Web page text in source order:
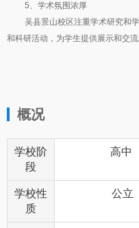
5、学术氛围浓厚
吴县景山校区注重学术研究和
和科研活动，为学生提供展示和交流
概况
学校阶
段
高中
学校性
质
公立